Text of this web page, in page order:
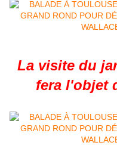
La visite du
fera l'objet